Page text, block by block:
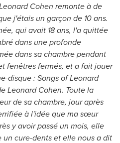
Cohen remonte à de
j'étais un garçon de 10 ans.
qui avait 18 ans, l'a quittée
dans une profonde
dans sa chambre pendant
fenêtres fermés, et a fait jouer
disque : Songs ofLeonard
Leonard Cohen. Toute la
de sa chambre, jour après
à l'idée que ma sœur
y avoir passé un mois, elle
cure-dents et elle nous a dit